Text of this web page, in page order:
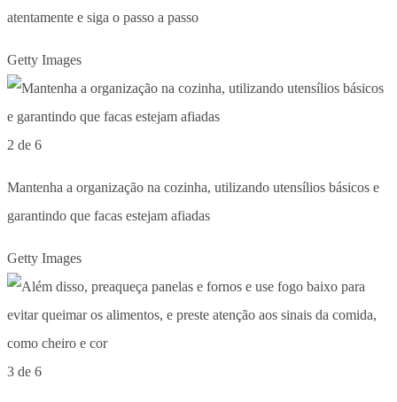
atentamente e siga o passo a passo
Getty Images
2 de 6
Mantenha a organização na cozinha, utilizando utensílios básicos e
garantindo que facas estejam afiadas
Getty Images
3 de 6